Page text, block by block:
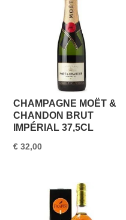
CHAMPAGNE MOËT &
CHANDON BRUT
IMPÉRIAL 37,5CL
€ 32,00